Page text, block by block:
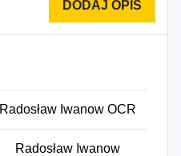
Radosław Iwanow OCR
Radosław Iwanow